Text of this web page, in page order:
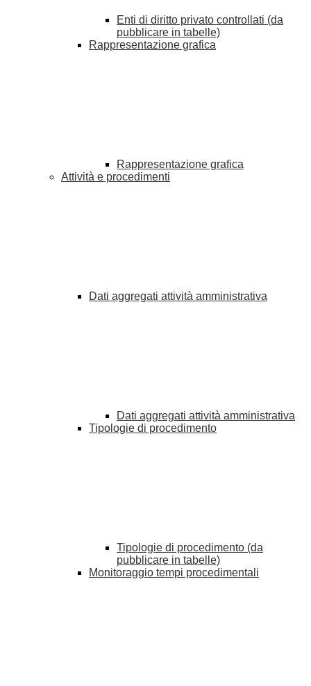
Enti di diritto privato controllati (da
pubblicare in tabelle)
Rappresentazione grafica
Rappresentazione grafica
Attività e procedimenti
Dati aggregati attività amministrativa
Dati aggregati attività amministrativa
Tipologie di procedimento
Tipologie di procedimento (da
pubblicare in tabelle)
Monitoraggio tempi procedimentali